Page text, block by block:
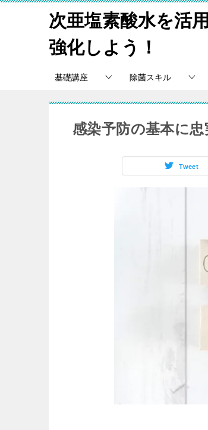
次亜塩素酸水を活
強化しよう！
基礎講座 除菌スキル
感染予防の基本に忠
Tweet